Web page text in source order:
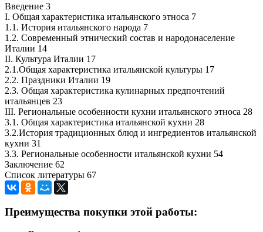
Введение 3
І. Общая характеристика итальянского этноса 7
1.1. История итальянского народа 7
1.2. Современный этнический состав и народонаселение
Италии 14
ІІ. Культура Италии 17
2.1.Общая характеристика итальянской культуры 17
2.2. Праздники Италии 19
2.3. Общая характеристика кулинарных предпочтений
итальянцев 23
ІІІ. Региональные особенности кухни итальянского этноса 28
3.1. Общая характеристика итальянской кухни 28
3.2.История традиционных блюд и ингредиентов итальянской
кухни 31
3.3. Региональные особенности итальянской кухни 54
Заключение 62
Список литературы 67
Преимущества покупки этой работы: